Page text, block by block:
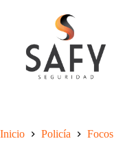
Inicio Policía Focos